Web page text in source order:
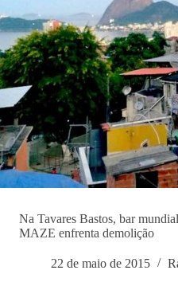
Na Tavares Bastos, bar
MAZE enfrenta demolição
22 de maio de 2015